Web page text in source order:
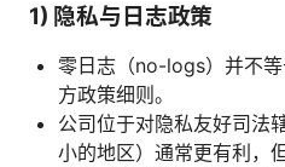
1) 隐私与日志政策
零日志（no-logs）并不
方政策细则。
公司位于对隐私友好司法
小的地区）通常更有利，